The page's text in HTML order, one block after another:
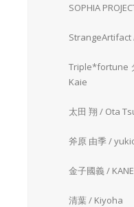
SOPHIA
StrangeArtifact
Triple*fortune
Kaie
太田 翔 / Ota
斧原 由季 /
金子國義 /
清葉 / Kiyoha